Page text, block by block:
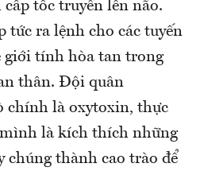
tốc truyền lên não.
tức ra lệnh cho các tuyến
tính hòa tan trong
thân. Đội quân
chính là oxytoxin, thực
là kích thích những
chúng thành cao trào để